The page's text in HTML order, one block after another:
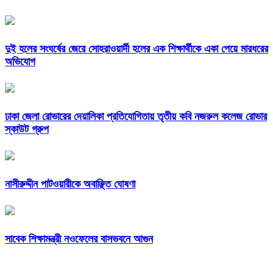
দুই হলের সংঘর্ষের জেরে সোহরাওয়ার্দী হলের এক শিক্ষার্থীকে একা পেয়ে মারধরের
অভিযোগ
ঢাকা জেলা রোভারের দেয়ালিকা প্রতিযোগিতায় তৃতীয় কবি নজরুল কলেজ রোভার
স্কাউট গ্রুপ
নাসীরুদ্দীন পাটওয়ারীকে অবাঞ্ছিত ঘোষণা
সাবেক শিক্ষামন্ত্রী নওফেলের বাসভবনে আগুন